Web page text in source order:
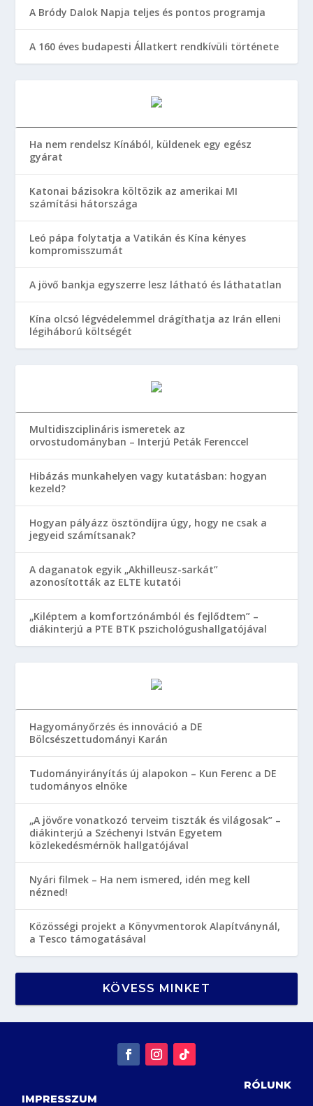
A Bródy Dalok Napja teljes és pontos programja
A 160 éves budapesti Állatkert rendkívüli története
Ha nem rendelsz Kínából, küldenek egy egész
gyárat
Katonai bázisokra költözik az amerikai MI
számítási hátországa
Leó pápa folytatja a Vatikán és Kína kényes
kompromisszumát
A jövő bankja egyszerre lesz látható és láthatatlan
Kína olcsó légvédelemmel drágíthatja az Irán elleni
légiháború költségét
Multidiszciplináris ismeretek az
orvostudományban – Interjú Peták Ferenccel
Hibázás munkahelyen vagy kutatásban: hogyan
kezeld?
Hogyan pályázz ösztöndíjra úgy, hogy ne csak a
jegyeid számítsanak?
A daganatok egyik „Akhilleusz-sarkát”
azonosították az ELTE kutatói
„Kiléptem a komfortzónámból és fejlődtem” –
diákinterjú a PTE BTK pszichológushallgatójával
Hagyományőrzés és innováció a DE
Bölcsészettudományi Karán
Tudományirányítás új alapokon – Kun Ferenc a DE
tudományos elnöke
„A jövőre vonatkozó terveim tiszták és világosak” –
diákinterjú a Széchenyi István Egyetem
közlekedésmérnök hallgatójával
Nyári filmek – Ha nem ismered, idén meg kell
nézned!
Közösségi projekt a Könyvmentorok Alapítványnál,
a Tesco támogatásával
KÖVESS MINKET
RÓLUNK
IMPRESSZUM